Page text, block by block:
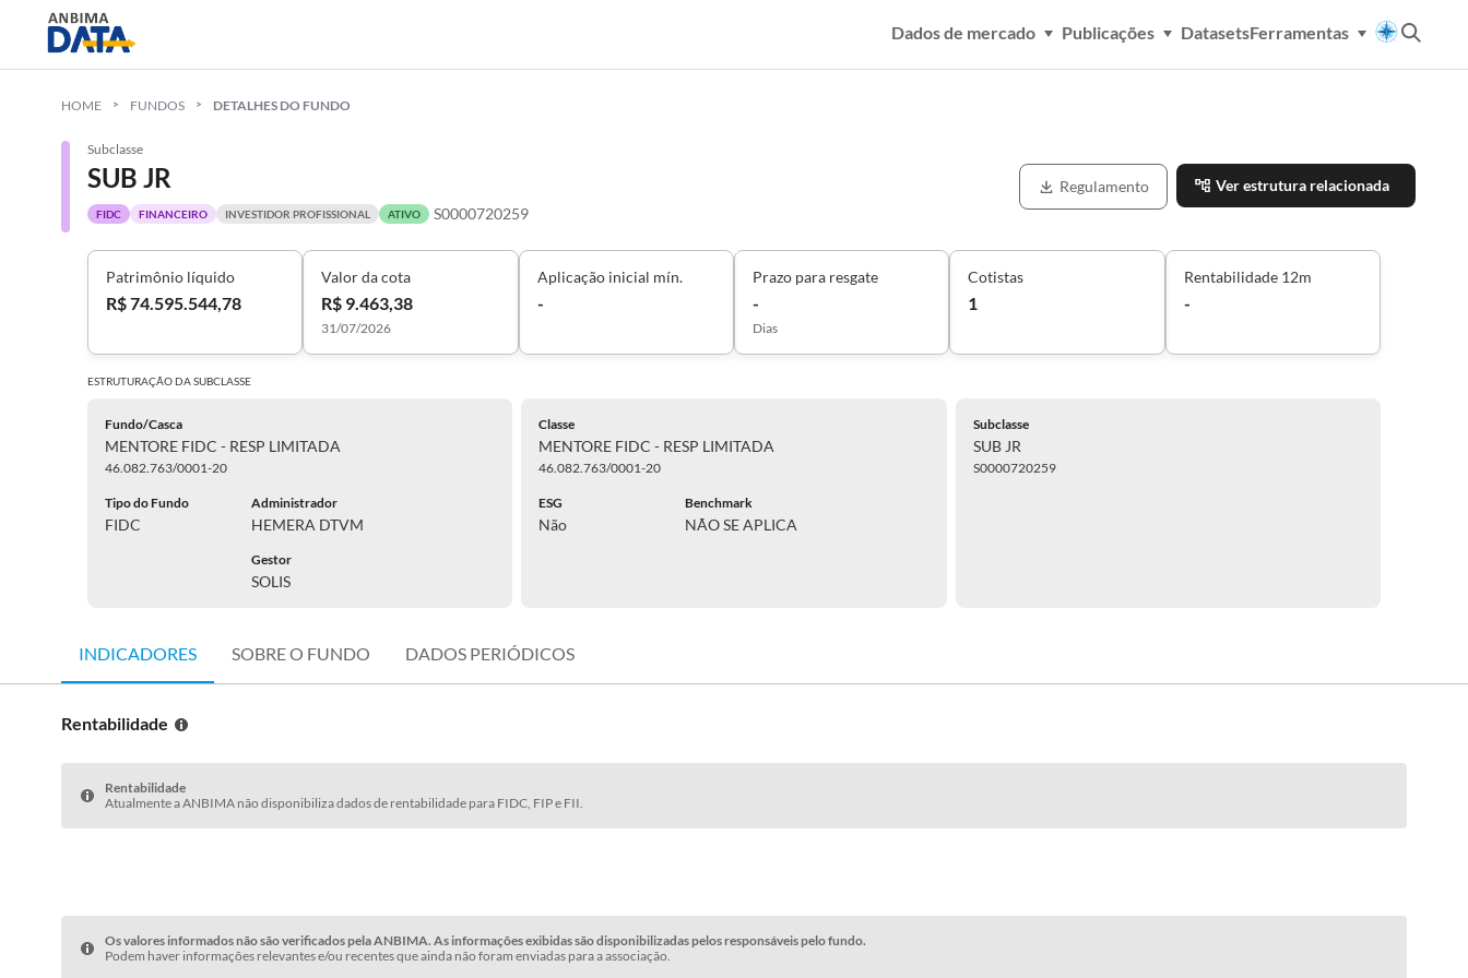
Dados de mercado Publicações DatasetsFerramentas
HOME FUNDOS DETALHES DO FUNDO
Subclasse
SUB JR
FIDC FINANCEIRO INVESTIDOR PROFISSIONAL ATIVO S0000720259
Regulamento Ver estrutura relacionada
Patrimônio líquido
R$ 74.595.544,78
Valor da cota
R$ 9.463,38
31/07/2026
Aplicação inicial mín.
-
Prazo para resgate
-
Dias
Cotistas
1
Rentabilidade 12m
-
ESTRUTURAÇÃO DASUBCLASSE
Fundo/Casca
MENTORE FIDC - RESP LIMITADA
46.082.763/0001-20
Tipo do Fundo
FIDC
Administrador
HEMERA DTVM
Gestor
SOLIS
Classe
MENTORE FIDC - RESP LIMITADA
46.082.763/0001-20
ESG
Não
Benchmark
NÃO SE APLICA
Subclasse
SUB JR
S0000720259
INDICADORES SOBRE O FUNDO DADOS PERIÓDICOS
Rentabilidade
Rentabilidade
Atualmente a ANBIMA não disponibiliza dados de rentabilidade para FIDC, FIP e FII.
Os valores informados não são verificados pela ANBIMA. As informações exibidas são disponibilizadas pelos responsáveis pelo fundo.
Podem haver informações relevantes e/ou recentes que ainda não foram enviadas para a associação.